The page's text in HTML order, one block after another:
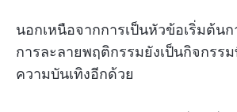
นอกเหนือจากการเป็นหัวข้อเริ่มต้น
การละลายพฤติกรรมยังเป็นกิจกรร
ความบันเทิงอีกด้วย